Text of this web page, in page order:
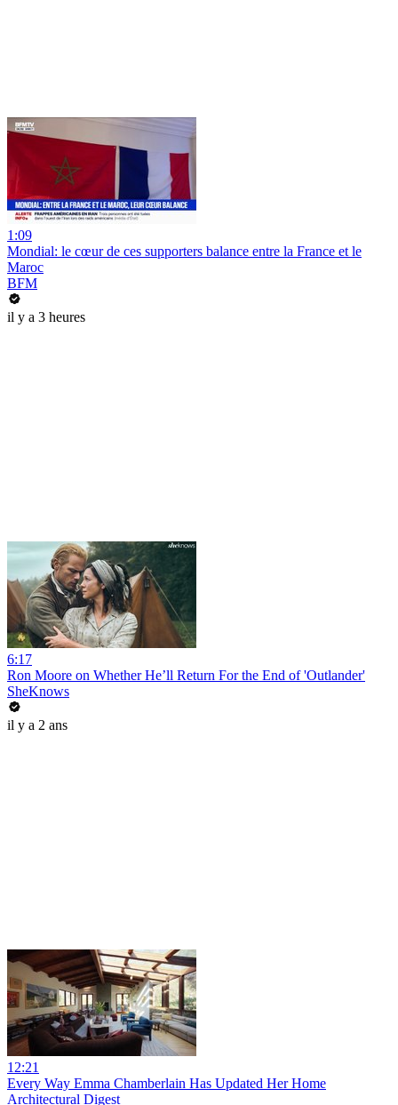
1:09
Mondial: le cœur de ces supporters balance entre la France et le
Maroc
BFM
il y a 3 heures
6:17
Ron Moore on Whether He’ll Return For the End of 'Outlander'
SheKnows
il y a 2 ans
12:21
Every Way Emma Chamberlain Has Updated Her Home
Architectural Digest